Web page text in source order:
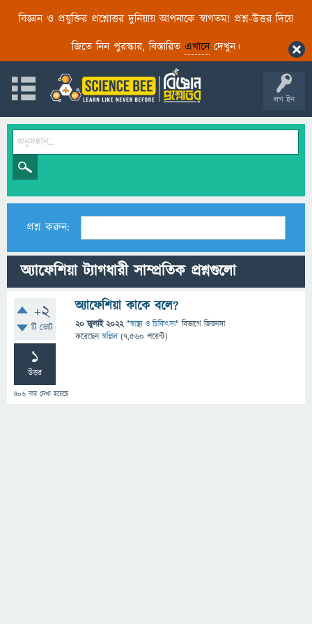
বিজ্ঞান ও প্রযুক্তির প্রশ্নোত্তর দুনিয়ায় আপনাকে স্বাগতম! প্রশ্ন-উত্তর দিয়ে
জিতে নিন পুরস্কার, বিস্তারিত এখানেদেখুন।
লগ ইন
প্রশ্ন করুন:
অ্যাফেশিয়া ট্যাগধারী সাম্প্রতিক প্রশ্নগুলো
+2
টি ভোট
1
উত্তর
406 বার দেখা হয়েছে
অ্যাফেশিয়া কাকে বলে?
20 জুলাই 2022 "স্বাস্থ্য ও চিকিৎসা" বিভাগে জিজ্ঞাসা
করেছেনস্বপ্নিল (7,560 পয়েন্ট)